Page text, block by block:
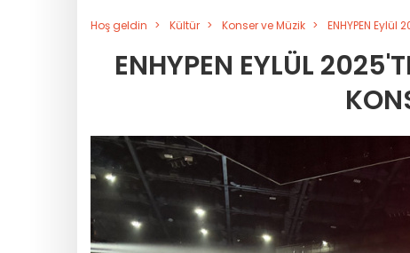
Hoş geldin Kültür Konser ve Müzik ENHYPEN
ENHYPEN EYLÜL